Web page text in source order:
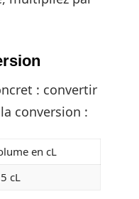
: convertir
conversion :
en cL
cL